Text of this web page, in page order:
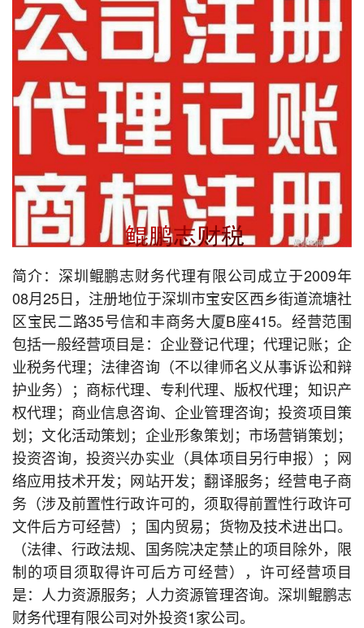
简介：深圳鲲鹏志财务代理有限公司成立于2009年
08月25日，注册地位于深圳市宝安区西乡街道流塘社
区宝民二路35号信和丰商务大厦B座415。经营范围
包括一般经营项目是：企业登记代理；代理记账；企
业税务代理；法律咨询（不以律师名义从事诉讼和辩
护业务）；商标代理、专利代理、版权代理；知识产
权代理；商业信息咨询、企业管理咨询；投资项目策
划；文化活动策划；企业形象策划；市场营销策划；
投资咨询，投资兴办实业（具体项目另行申报）；网
络应用技术开发；网站开发；翻译服务；经营电子商
务（涉及前置性行政许可的，须取得前置性行政许可
文件后方可经营）；国内贸易；货物及技术进出口。
（法律、行政法规、国务院决定禁止的项目除外，限
制的项目须取得许可后方可经营），许可经营项目
是：人力资源服务；人力资源管理咨询。深圳鲲鹏志
财务代理有限公司对外投资1家公司。